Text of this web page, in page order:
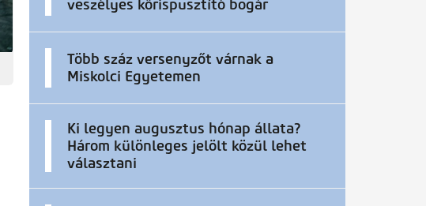
veszélyes kőrispusztító bogár
Több száz versenyzőt várnak a
Miskolci Egyetemen
Ki legyen augusztus hónap állata?
Három különleges jelölt közül lehet
választani